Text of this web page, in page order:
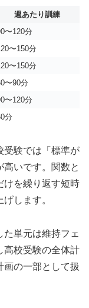
週あたり訓練
〜120分
〜150分
〜150分
〜90分
〜120分
分
受験では「標準が
いです。関数と
けを繰り返す短時
します。
単元は維持フェ
高校受験の全体計
画の一部として扱